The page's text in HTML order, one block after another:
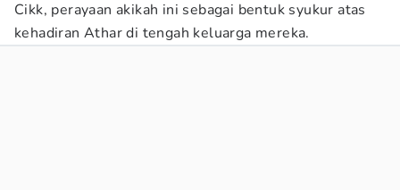
Cikk, perayaan akikah ini sebagai bentuk syukur atas
kehadiran Athar di tengah keluarga mereka.